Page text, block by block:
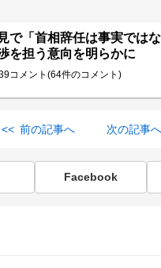
で「首相辞任は事実では
を担う意向を明らかに
コメント(64件のコメント)
<< 前の記事へ 次の記事
Facebook